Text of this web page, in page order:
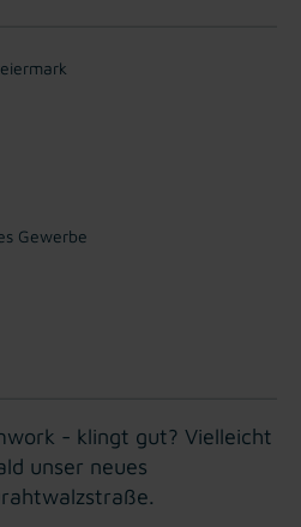
Gewerbe
- klingt gut? Vielleicht
unser neues